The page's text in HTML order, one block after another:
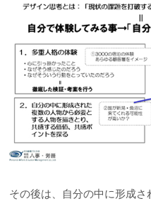
その後は、自分の中に形成